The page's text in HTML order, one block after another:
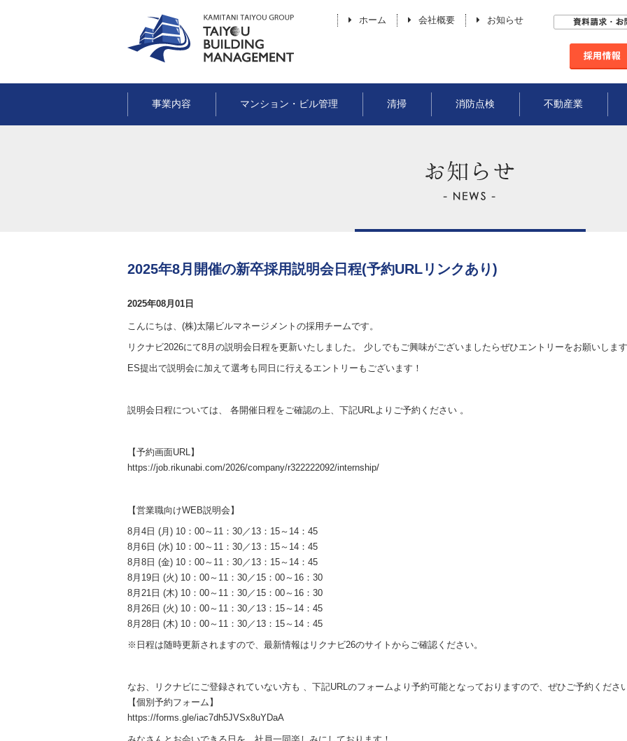
ホーム 会社概要 お知らせ
事業内容 マンション・ビル管理 清掃 消防点検 不動産業
2025年8月開催の新卒採用説明会日程(予約URLリンクあり)
2025年08月01日
こんにちは、(株)太陽ビルマネージメントの採用チームです。
リクナビ2026にて8月の説明会日程を更新いたしました。 少しでもご興味がございましたらぜひエントリーをお願いしま
ES提出で説明会に加えて選考も同日に行えるエントリーもございます！
説明会日程については、 各開催日程をご確認の上、下記URLよりご予約ください 。
【予約画面URL】
https://job.rikunabi.com/2026/company/r322222092/internship/
【営業職向けWEB説明会】
8月4日 (月) 10：00～11：30／13：15～14：45
8月6日 (水) 10：00～11：30／13：15～14：45
8月8日 (金) 10：00～11：30／13：15～14：45
8月19日 (火) 10：00～11：30／15：00～16：30
8月21日 (木) 10：00～11：30／15：00～16：30
8月26日 (火) 10：00～11：30／13：15～14：45
8月28日 (木) 10：00～11：30／13：15～14：45
※日程は随時更新されますので、最新情報はリクナビ26のサイトからご確認ください。
なお、リクナビにご登録されていない方も 、下記URLのフォームより予約可能となっておりますので、ぜひご予約くださ
【個別予約フォーム】
https://forms.gle/iac7dh5JVSx8uYDaA